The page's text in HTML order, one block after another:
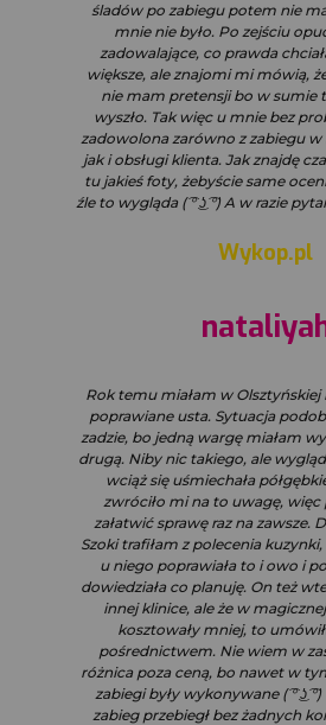
śladów po zabiegu potem nie
mnie nie było. Po zejściu
zadowalające, co prawda
większe, ale znajomi mi mówią,
nie mam pretensji bo w sumie
wyszło. Tak więc u mnie bez
zadowolona zarówno z zabiegu w
jak i obsługi klienta. Jak znajdę
tu jakieś foty, żebyście same
źle to wygląda ( ͡° ͜ʖ ͡°) A w razie
Wykop.pl
Rok temu miałam w
poprawiane usta. Sytuacja
zadzie, bo jedną wargę miałam
drugą. Niby nic takiego, ale
wciąż się uśmiechała
zwróciło mi na to uwagę, więc
załatwić sprawę raz na zawsze.
Szoki trafiłam z polecenia
u niego poprawiała to i owo i
dowiedziała co planuję. On też
innej klinice, ale że w
kosztowały mniej, to
pośrednictwem. Nie wiem w
różnica poza ceną, bo nawet w
zabiegi były wykonywane ( ͡° ͜ʖ
zabieg przebiegł bez żadnych